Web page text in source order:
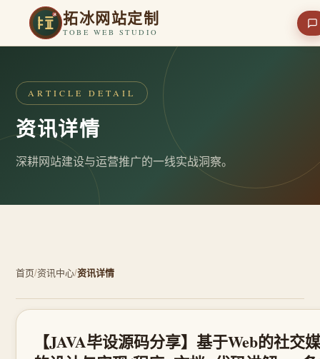
拓冰网站定制
TOBE WEB STUDIO
ARTICLE DETAIL
资讯详情
深耕网站建设与运营推广的一线实战洞察。
首页/资讯中心/资讯详情
【JAVA毕设源码分享】基于Web的社交